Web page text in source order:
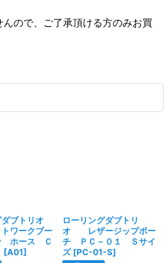
ので、ご了承頂ける方のみお買
ダブトリオ
トワークブー
ホース Ｃ
[A01]
ローリングダブトリ
オ レザージップポー
チ ＰＣ－０１ Ｓサイ
ズ [PC-01-S]